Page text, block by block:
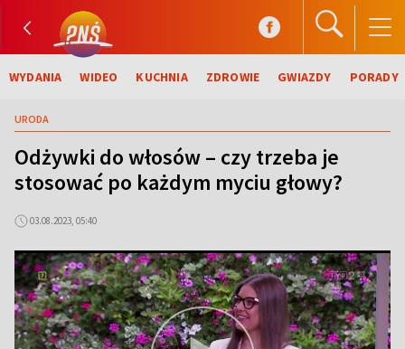
WYDANIA WIDEO KUCHNIA ZDROWIE GWIAZDY PORADY
URODA
Odżywki do włosów – czy trzeba je
stosować po każdym myciu głowy?
03.08.2023, 05:40